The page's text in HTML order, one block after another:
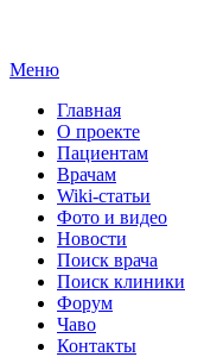
Меню
Главная
О проекте
Пациентам
Врачам
Wiki-статьи
Фото и видео
Новости
Поиск врача
Поиск клиники
Форум
Чаво
Контакты